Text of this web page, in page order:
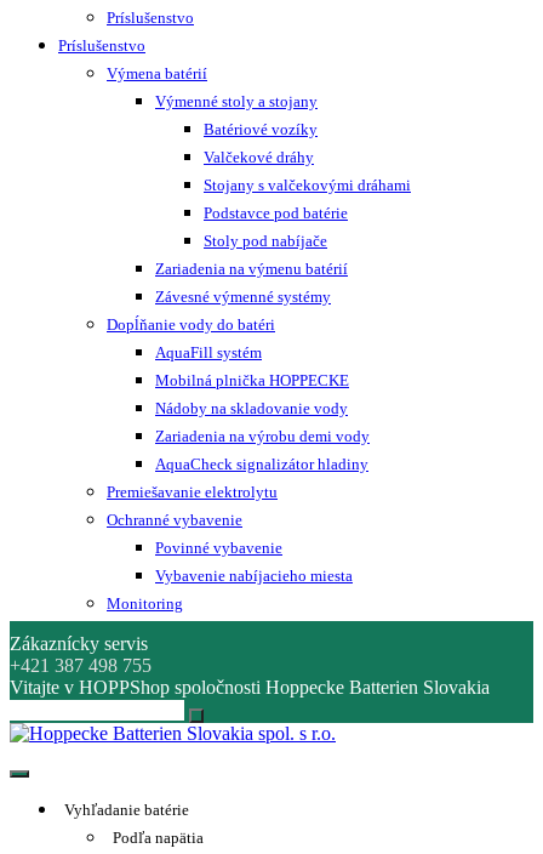
Príslušenstvo
Príslušenstvo
Výmena batérií
Výmenné stoly a stojany
Batériové vozíky
Valčekové dráhy
Stojany s valčekovými dráhami
Podstavce pod batérie
Stoly pod nabíjače
Zariadenia na výmenu batérií
Závesné výmenné systémy
Dopĺňanie vody do batéri
AquaFill systém
Mobilná plnička HOPPECKE
Nádoby na skladovanie vody
Zariadenia na výrobu demi vody
AquaCheck signalizátor hladiny
Premiešavanie elektrolytu
Ochranné vybavenie
Povinné vybavenie
Vybavenie nabíjacieho miesta
Monitoring
Zákaznícky servis
+421 387 498 755
Vitajte v HOPPShop spoločnosti Hoppecke Batterien Slovakia
Hoppecke Batterien Slovakia spol. s r.o.
Online B2B konfigurátor HOPPECKE
Vyhľadanie batérie
Podľa napätia